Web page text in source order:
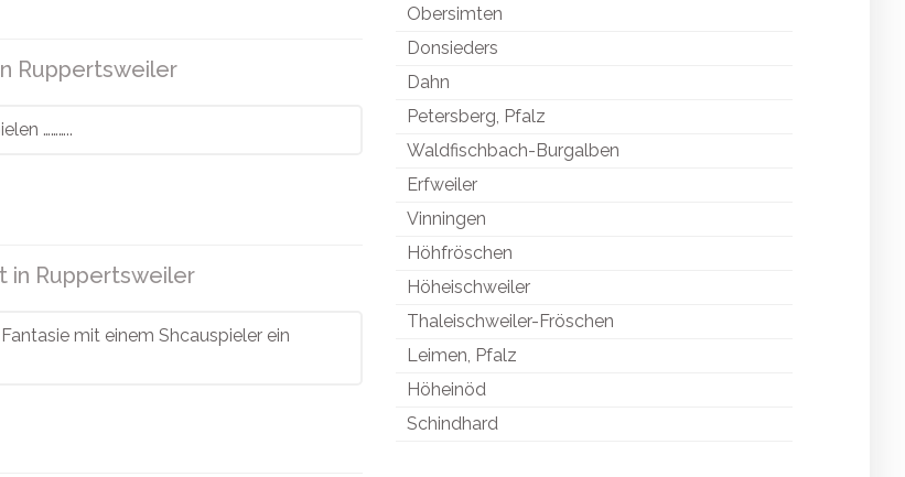
Ruppertsweiler
………..
in Ruppertsweiler
mit einem Shcauspieler ein
Obersimten
Donsieders
Dahn
Petersberg, Pfalz
Waldfischbach-Burgalben
Erfweiler
Vinningen
Höhfröschen
Höheischweiler
Thaleischweiler-Fröschen
Leimen, Pfalz
Höheinöd
Schindhard